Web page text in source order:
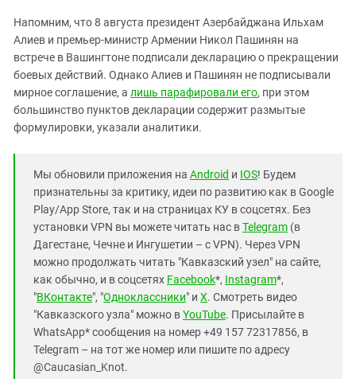
Напомним, что8 августа президент Азербайджана Ильхам
Алиев и премьер-министр Армении Никол Пашинян на
встрече в Вашингтоне подписали декларацию о прекращении
боевых действий. Однако Алиев и Пашинян не подписывали
мирное соглашение, а лишь парафировали его, при этом
большинство пунктов декларации содержит размытые
формулировки, указали аналитики.
Мы обновили приложения на Android и IOS! Будем
признательны за критику, идеи по развитию как в Google
Play/App Store, так и на страницах КУ в соцсетях. Без
установки VPN вы можете читать нас вTelegram (в
Дагестане, Чечне и Ингушетии – с VPN). Через VPN
можно продолжать читать "Кавказский узел" на сайте,
как обычно, и в соцсетях Facebook*, Instagram*,
"ВКонтакте", "Одноклассники" и X. Смотреть видео
"Кавказского узла" можно вYouTube. Присылайте в
WhatsApp* сообщения на номер +49 157 72317856, в
Telegram – на тот же номер или пишите по адресу
@Caucasian_Knot.